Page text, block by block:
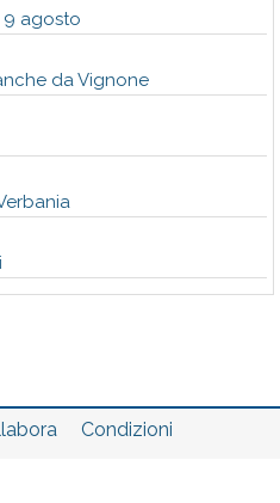
9 agosto
da Vignone
Condizioni